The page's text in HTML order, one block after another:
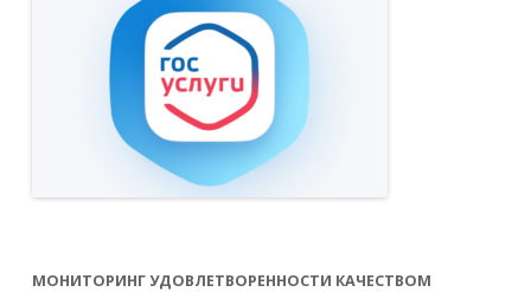
МОНИТОРИНГ УДОВЛЕТВОРЕННОСТИ КАЧЕСТВОМ